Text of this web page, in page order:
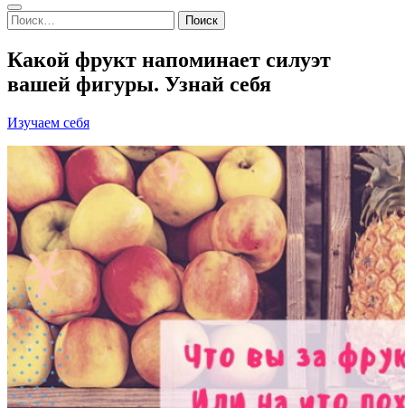
Search
Найти:
Какой фрукт напоминает силуэт
вашей фигуры. Узнай себя
Изучаем себя